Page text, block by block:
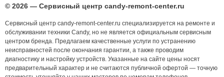
© 2026 — Сервисный центр candy-remont-center.ru
Сервисный центр candy-remont-center.ru специализируется на ремонте и
обслуживании техники Candy, но не является официальным сервисным
центром бренда. Предлагаем качественные услуги по устранению
неисправностей после окончания гарантии, а также проводим
диагностику и настройку устройств. Указанные на сайте цены носят
предварительный характер и не считаются публичной офертой — точную